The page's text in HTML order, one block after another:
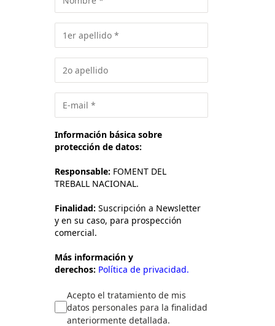
Información básica sobre
protección de datos:
Responsable: FOMENT DEL
TREBALL NACIONAL.
Finalidad: Suscripción a Newsletter
y en su caso, para prospección
comercial.
Más información y
derechos: Política de privacidad.
Acepto el tratamiento de mis
datos personales para la finalidad
anteriormente detallada.